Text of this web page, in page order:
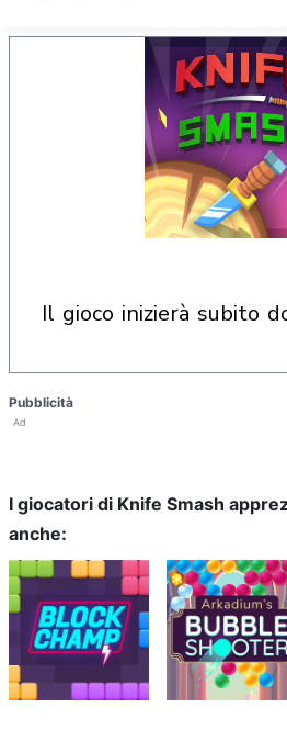
il gioco inizierà subito
Pubblicità
Ad
I giocatori di Knife Smash
anche: